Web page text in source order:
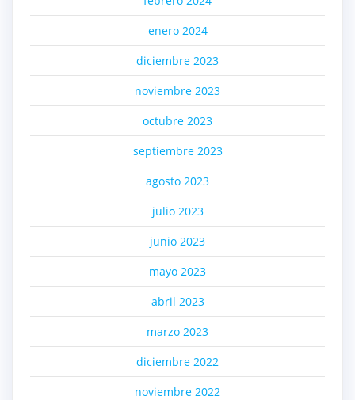
enero 2024
diciembre 2023
noviembre 2023
octubre 2023
septiembre 2023
agosto 2023
julio 2023
junio 2023
mayo 2023
abril 2023
marzo 2023
diciembre 2022
noviembre 2022